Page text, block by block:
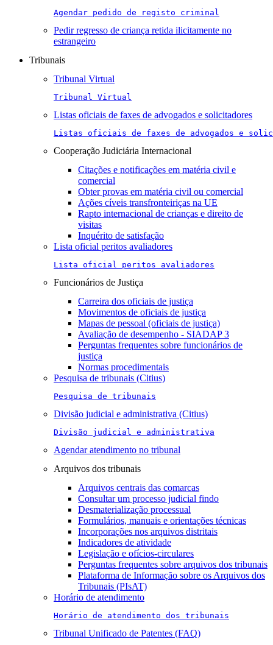
Agendar pedido de registo criminal
Pedir regresso de criança retida ilicitamente no
estrangeiro
Tribunais
Tribunal Virtual
Tribunal Virtual
Listas oficiais de faxes de advogados e solicitadores
Listas oficiais de faxes de advogados e
Cooperação Judiciária Internacional
Citações e notificações em matéria civil e
comercial
Obter provas em matéria civil ou comercial
Ações cíveis transfronteiriças na UE
Rapto internacional de crianças e direito de
visitas
Inquérito de satisfação
Lista oficial peritos avaliadores
Lista oficial peritos avaliadores
Funcionários de Justiça
Carreira dos oficiais de justiça
Movimentos de oficiais de justiça
Mapas de pessoal (oficiais de justiça)
Avaliação de desempenho - SIADAP 3
Perguntas frequentes sobre funcionários de
justiça
Normas procedimentais
Pesquisa de tribunais (Citius)
Pesquisa de tribunais
Divisão judicial e administrativa (Citius)
Divisão judicial e administrativa
Agendar atendimento no tribunal
Arquivos dos tribunais
Arquivos centrais das comarcas
Consultar um processo judicial findo
Desmaterialização processual
Formulários, manuais e orientações técnicas
Incorporações nos arquivos distritais
Indicadores de atividade
Legislação e ofícios-circulares
Perguntas frequentes sobre arquivos dos tribunais
Plataforma de Informação sobre os Arquivos dos
Tribunais (PIsAT)
Horário de atendimento
Horário de atendimento dos tribunais
Tribunal Unificado de Patentes (FAQ)